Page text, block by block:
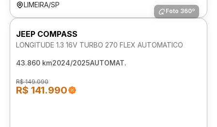
LIMEIRA/SP
Foto 360º
JEEP COMPASS
LONGITUDE 1.3 16V TURBO 270 FLEX AUTOMATICO
43.860 km2024/2025AUTOMAT.
R$ 149.090
R$ 141.990